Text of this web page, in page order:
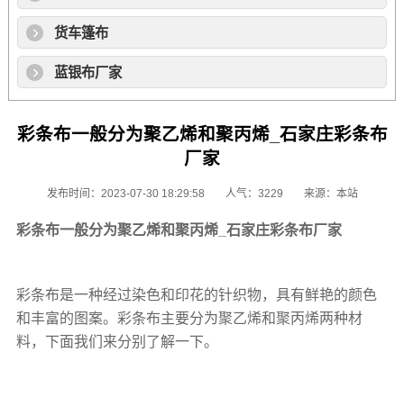
货车篷布
蓝银布厂家
彩条布一般分为聚乙烯和聚丙烯_石家庄彩条布
厂家
发布时间：2023-07-30 18:29:58 人气：3229 来源：本站
彩条布一般分为聚乙烯和聚丙烯_石家庄彩条布厂家
彩条布是一种经过染色和印花的针织物，具有鲜艳的颜色
和丰富的图案。 彩条布主要分为聚乙烯和聚丙烯两种材
料，下面我们来分别了解一下。